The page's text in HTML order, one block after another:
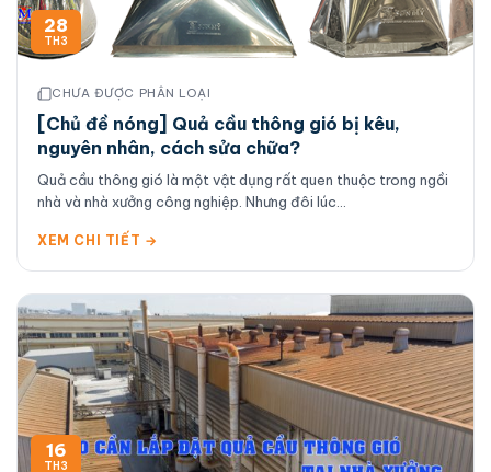
28
TH3
CHƯA ĐƯỢC PHÂN LOẠI
[Chủ đề nóng] Quả cầu thông gió bị kêu,
nguyên nhân, cách sửa chữa?
Quả cầu thông gió là một vật dụng rất quen thuộc trong ngồi
nhà và nhà xưởng công nghiệp. Nhưng đôi lúc...
XEM CHI TIẾT →
16
TH3